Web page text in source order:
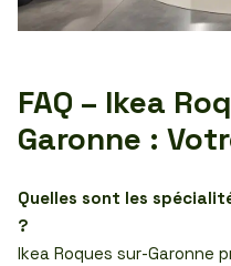
FAQ – Ikea
Garonne :
Quelles sont les
?
Ikea Roques sur-Garonne